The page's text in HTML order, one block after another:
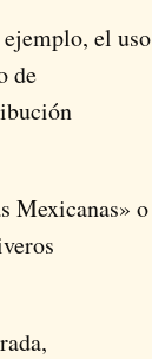
el uso
de
Mexicanas» o